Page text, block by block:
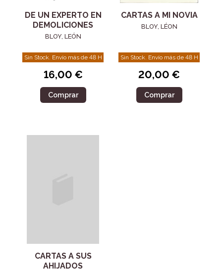
DE UN EXPERTO EN
DEMOLICIONES
BLOY, LEÓN
Sin Stock. Envío más de 48 H
16,00 €
Comprar
CARTAS A MI NOVIA
BLOY, LÉON
Sin Stock. Envío más de 48 H
20,00 €
Comprar
CARTAS A SUS
AHIJADOS